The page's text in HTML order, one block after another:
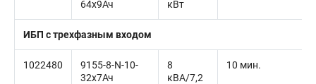
64x9Ач
кВт
ИБП с трехфазным входом
1022480
9155-8-N-10-
32x7Ач
8
кВА/7,2
10 мин.